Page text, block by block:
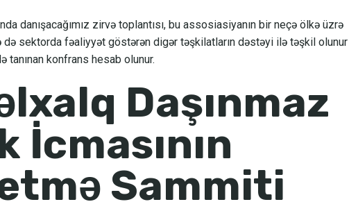
danışacağımız zirvə toplantısı, bu assosiasiyanın bir neçə ölkə üzrə
də sektorda fəaliyyət göstərən digər təşkilatların dəstəyi ilə təşkil
tanınan konfrans hesab olunur.
Daşınmaz
İcmasının
Sammiti